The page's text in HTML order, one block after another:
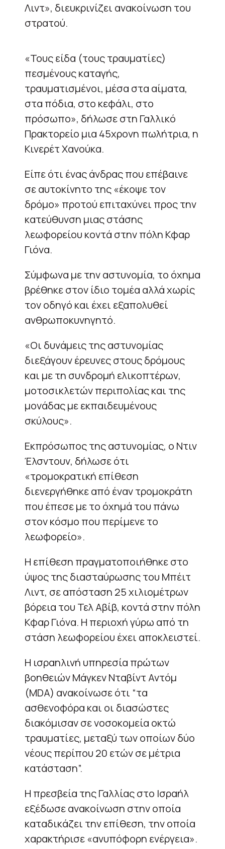
Λιντ», διευκρινίζει ανακοίνωση του
στρατού.
«Τους είδα (τους τραυματίες)
πεσμένους καταγής,
τραυματισμένοι, μέσα στα αίματα,
στα πόδια, στο κεφάλι, στο
πρόσωπο», δήλωσε στη Γαλλικό
Πρακτορείο μια 45χρονη πωλήτρια, η
Κινερέτ Χανούκα.
Είπε ότι ένας άνδρας που επέβαινε
σε αυτοκίνητο της «έκοψε τον
δρόμο» προτού επιταχύνει προς την
κατεύθυνση μιας στάσης
λεωφορείου κοντά στην πόλη Κφαρ
Γιόνα.
Σύμφωνα με την αστυνομία, το όχημα
βρέθηκε στον ίδιο τομέα αλλά χωρίς
τον οδηγό και έχει εξαπολυθεί
ανθρωποκυνηγητό.
«Οι δυνάμεις της αστυνομίας
διεξάγουν έρευνες στους δρόμους
και με τη συνδρομή ελικοπτέρων,
μοτοσικλετών περιπολίας και της
μονάδας με εκπαιδευμένους
σκύλους».
Εκπρόσωπος της αστυνομίας, ο Ντιν
Έλσντουν, δήλωσε ότι
«τρομοκρατική επίθεση
διενεργήθηκε από έναν τρομοκράτη
που έπεσε με το όχημά του πάνω
στον κόσμο που περίμενε το
λεωφορείο».
Η επίθεση πραγματοποιήθηκε στο
ύψος της διασταύρωσης του Μπέιτ
Λιντ, σε απόσταση 25 χιλιομέτρων
βόρεια του Τελ Αβίβ, κοντά στην πόλη
Κφαρ Γιόνα. Η περιοχή γύρω από τη
στάση λεωφορείου έχει αποκλειστεί.
Η ισραηλινή υπηρεσία πρώτων
βοηθειών Μάγκεν Νταβίντ Αντόμ
(MDA) ανακοίνωσε ότι “τα
ασθενοφόρα και οι διασώστες
διακόμισαν σε νοσοκομεία οκτώ
τραυματίες, μεταξύ των οποίων δύο
νέους περίπου 20 ετών σε μέτρια
κατάσταση”.
Η πρεσβεία της Γαλλίας στο Ισραήλ
εξέδωσε ανακοίνωση στην οποία
καταδικάζει την επίθεση, την οποία
χαρακτήρισε «ανυπόφορη ενέργεια».